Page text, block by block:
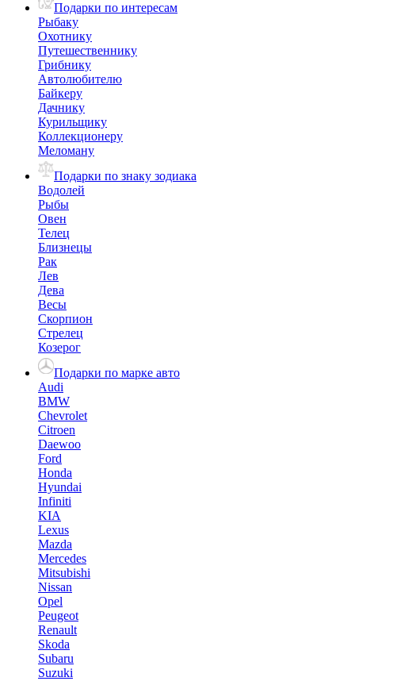
Подарки по интересам
Рыбаку
Охотнику
Путешественнику
Грибнику
Автолюбителю
Байкеру
Дачнику
Курильщику
Коллекционеру
Меломану
Подарки по знаку зодиака
Водолей
Рыбы
Овен
Телец
Близнецы
Рак
Лев
Дева
Весы
Скорпион
Стрелец
Козерог
Подарки по марке авто
Audi
BMW
Chevrolet
Citroen
Daewoo
Ford
Honda
Hyundai
Infiniti
KIA
Lexus
Mazda
Mercedes
Mitsubishi
Nissan
Opel
Peugeot
Renault
Skoda
Subaru
Suzuki